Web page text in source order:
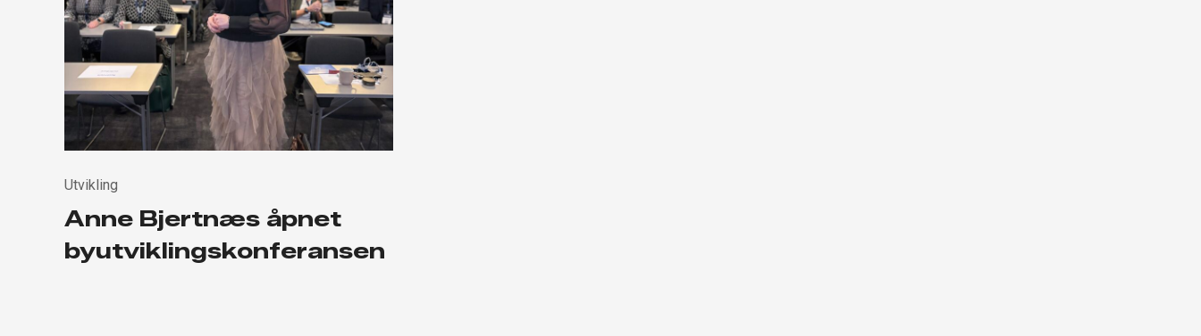
Utvikling
Anne Bjertnæs åpnet
byutviklingskonferansen